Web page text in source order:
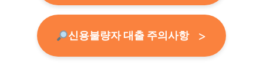
신용불량자 대출 주의사항